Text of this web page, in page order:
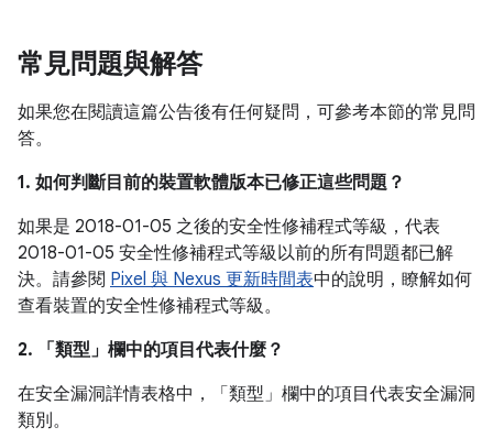
常見問題與解答
如果您在閱讀這篇公告後有任何疑問，可參考本節的常見問
答。
1. 如何判斷目前的裝置軟體版本已修正這些問題？
如果是 2018-01-05 之後的安全性修補程式等級，代表
2018-01-05 安全性修補程式等級以前的所有問題都已解
決。請參閱 Pixel 與 Nexus 更新時間表中的說明，瞭解如何
查看裝置的安全性修補程式等級。
2. 「類型」 欄中的項目代表什麼？
在安全漏洞詳情表格中，「類型」 欄中的項目代表安全漏洞
類別。